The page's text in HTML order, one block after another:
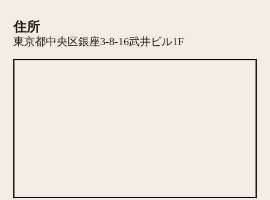
住所
東京都中央区銀座3-8-16武井ビル1F